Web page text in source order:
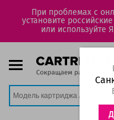
При проблемах с
установите
или используйте